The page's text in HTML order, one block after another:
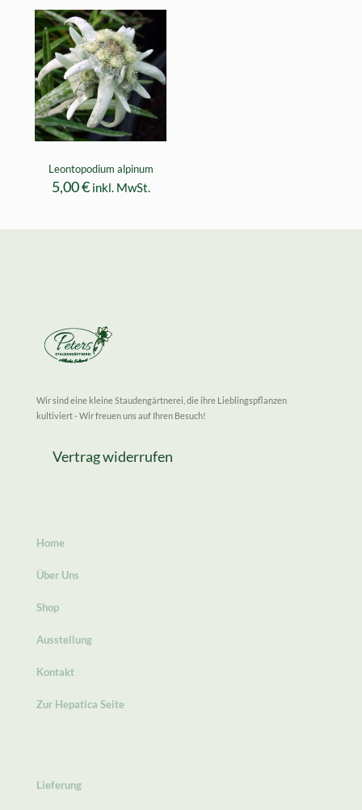
Leontopodium alpinum
5,00€ inkl. MwSt.
Wir sind eine kleine Staudengärtnerei, die ihre Lieblingspflanzen
kultiviert - Wir freuen uns auf Ihren Besuch!
Vertrag widerrufen
Home
Über Uns
Shop
Ausstellung
Kontakt
Zur Hepatica Seite
Lieferung